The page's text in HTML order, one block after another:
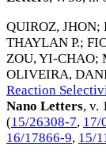
QUIROZ, JHON;
THAYLAN P.;
ZOU, YI-CHAO;
OLIVEIRA,
Reaction
Nano Letters, v.
(15/26308-7, 17/
16/17866-9, 15/